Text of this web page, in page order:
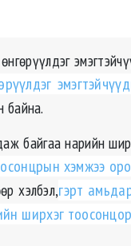
өнгөрүүлдэг
байна.
байгаа нарийн
хэмжээ
хэлбэл,гэрт
ширхэг